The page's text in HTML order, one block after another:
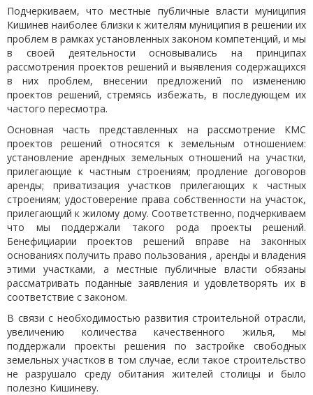
Подчеркиваем, что местные публичные власти муниципия
Кишинев наиболее близки к жителям муниципия в решении их
проблем в рамках установленных законом компетенций, и мы
в своей деятельности основывались на принципах
рассмотрения проектов решений и выявления содержащихся
в них проблем, внесении предложений по изменению
проектов решений, стремясь избежать, в последующем их
частого пересмотра.
Основная часть представленных на рассмотрение КМС
проектов решений относятся к земельным отношением:
установление арендных земельных отношений на участки,
прилегающие к частным строениям; продление договоров
аренды; приватизация участков прилегающих к частных
строениям; удостоверение права собственности на участок,
прилегающий к жилому дому. Соответственно, подчеркиваем
что мы поддержали такого рода проекты решений.
Бенефициарии проектов решений вправе на законных
основаниях получить право пользования , аренды и владения
этими участками, а местные публичные власти обязаны
рассматривать поданные заявления и удовлетворять их в
соответствие с законом.
В связи с необходимостью развития строительной отрасли,
увеличению количества качественного жилья, мы
поддержали проекты решения по застройке свободных
земельных участков в том случае, если такое строительство
не разрушало среду обитания жителей столицы и было
полезно Кишиневу.